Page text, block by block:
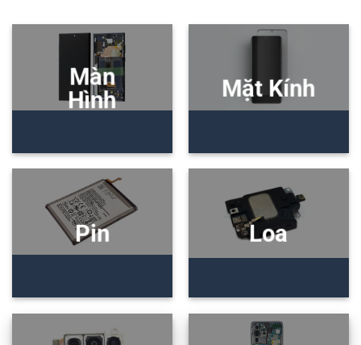
Màn
Hình
Mặt Kính
Pin Loa